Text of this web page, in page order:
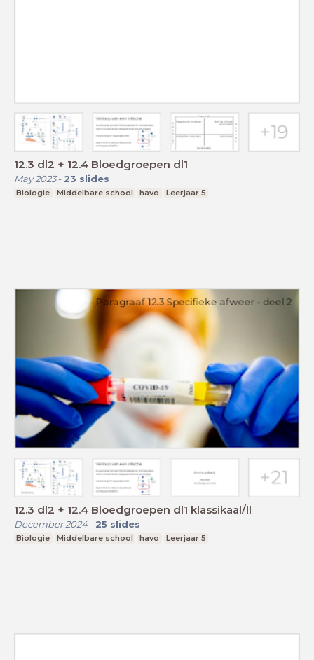
12.3 dl2 + 12.4 Bloedgroepen dl1
May 2023- 23 slides
Biologie Middelbare school havo Leerjaar 5
12.3 dl2 + 12.4 Bloedgroepen dl1 klassikaal/ll
December 2024- 25 slides
Biologie Middelbare school havo Leerjaar 5